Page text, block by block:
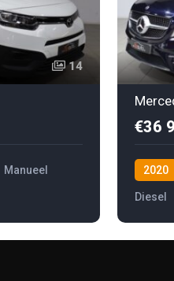
14
Manueel
€36
2020
Diesel